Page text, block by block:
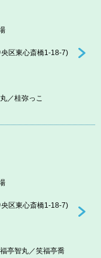
区東心斎橋1-18-7)
／桂弥っこ
区東心斎橋1-18-7)
亭智丸／笑福亭喬